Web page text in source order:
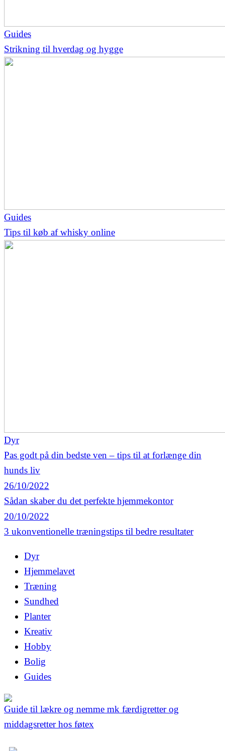
Guides
Strikning til hverdag og hygge
Guides
Tips til køb af whisky online
Dyr
Pas godt på din bedste ven – tips til at forlænge din
hunds liv
26/10/2022
Sådan skaber du det perfekte hjemmekontor
20/10/2022
3 ukonventionelle træningstips til bedre resultater
Dyr
Hjemmelavet
Træning
Sundhed
Planter
Kreativ
Hobby
Bolig
Guides
Guide til lækre og nemme mk færdigretter og
middagsretter hos føtex